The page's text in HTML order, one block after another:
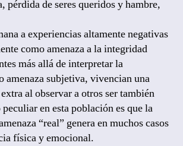
pérdida de seres queridos y hambre,
a experiencias altamente negativas
como amenaza a la integridad
más allá de interpretar la
amenaza subjetiva, vivencian una
al observar a otros ser también
en esta población es que la
“real” genera en muchos casos
física y emocional.